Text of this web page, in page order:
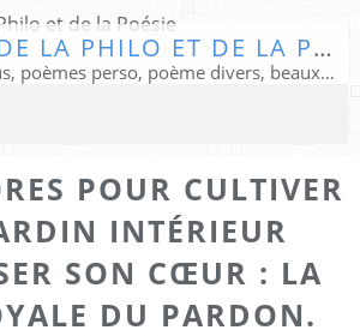
LE MONDE DE LA PHILO ET DE LA POÉSIE
Extraits de livres lus, poèmes perso, poème divers, beaux textes...
POUR CULTIVER
INTÉRIEUR
SON CŒUR : LA
DU PARDON.